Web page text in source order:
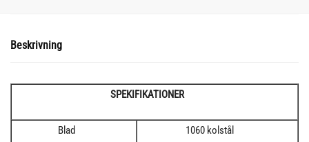
Beskrivning
SPEKIFIKATIONER
Blad 1060 kolstål